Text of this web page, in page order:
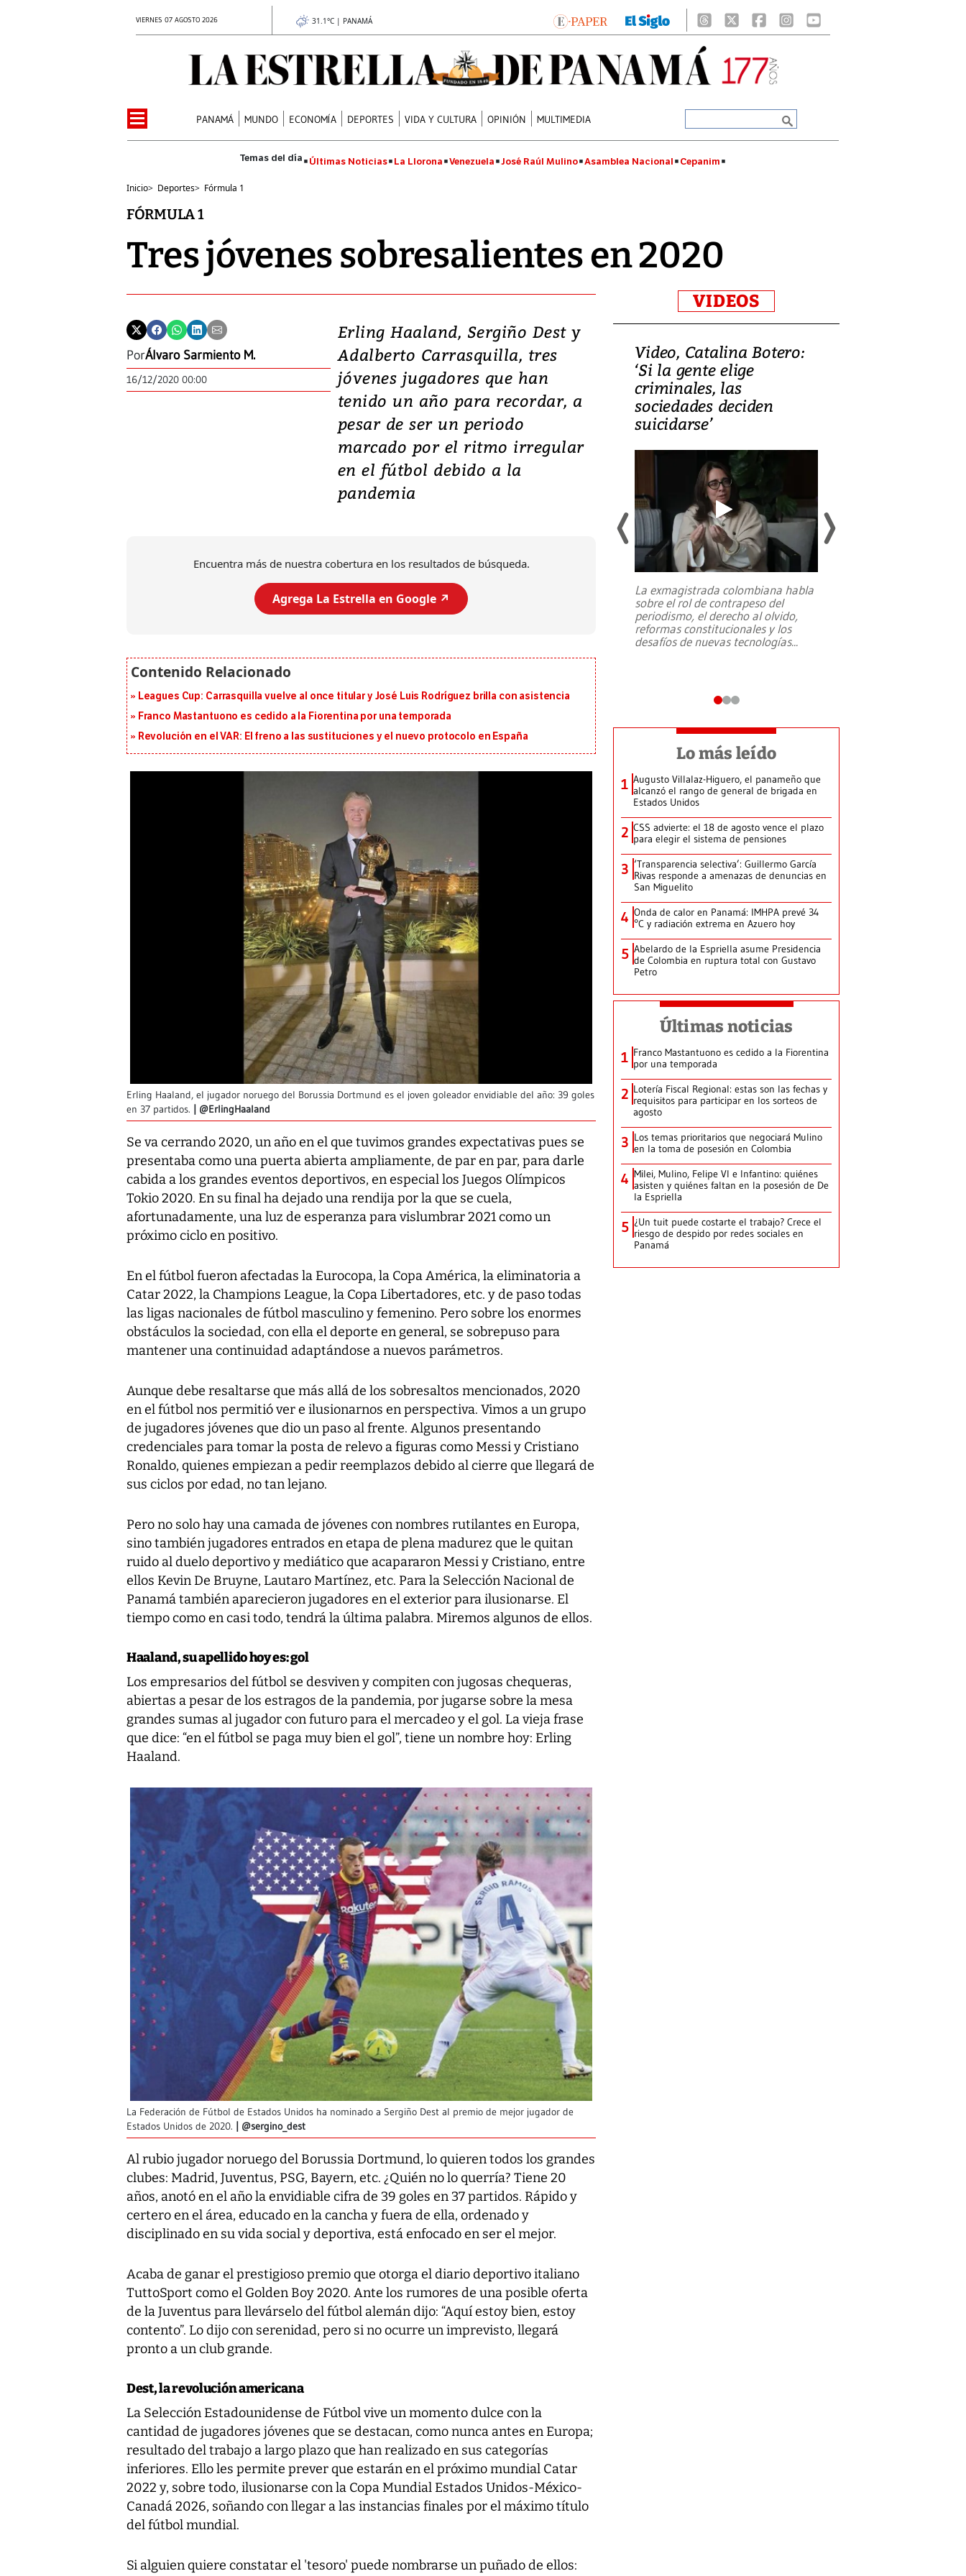
VIERNES 07 AGOSTO 2026 31.1°C | PANAMÁ
PANAMÁ MUNDO ECONOMÍA DEPORTES VIDA Y CULTURA OPINIÓN MULTIMEDIA
Últimas Noticias La Llorona Venezuela José Raúl Mulino Asamblea Nacional Cepanim
Inicio> Deportes> Fórmula 1
FÓRMULA 1
Tres jóvenes sobresalientes en 2020
PorÁlvaro Sarmiento M.
16/12/2020 00:00
Erling Haaland, Sergiño Dest y
Adalberto Carrasquilla, tres
jóvenes jugadores que han
tenido un año para recordar, a
pesar de ser un periodo
marcado por el ritmo irregular
en el fútbol debido a la
pandemia
Encuentra más de nuestra cobertura en los resultados de búsqueda.
Agrega La Estrella en Google ↗️
Leagues Cup: Carrasquilla vuelve al once titular y José Luis Rodríguez brilla con asistencia
Franco Mastantuono es cedido a la Fiorentina por una temporada
Revolución en el VAR: El freno a las sustituciones y el nuevo protocolo en España
Erling Haaland, el jugador noruego del Borussia Dortmund es el joven goleador envidiable del año: 39 goles
en 37 partidos.
@ErlingHaaland
Se va cerrando 2020, un año en el que tuvimos grandes expectativas pues se
presentaba como una puerta abierta ampliamente, de par en par, para darle
cabida a los grandes eventos deportivos, en especial los Juegos Olímpicos
Tokio 2020. En su final ha dejado una rendija por la que se cuela,
afortunadamente, una luz de esperanza para vislumbrar 2021 como un
próximo ciclo en positivo.
En el fútbol fueron afectadas la Eurocopa, la Copa América, la eliminatoria a
Catar 2022, la Champions League, la Copa Libertadores, etc. y de paso todas
las ligas nacionales de fútbol masculino y femenino. Pero sobre los enormes
obstáculos la sociedad, con ella el deporte en general, se sobrepuso para
mantener una continuidad adaptándose a nuevos parámetros.
Aunque debe resaltarse que más allá de los sobresaltos mencionados, 2020
en el fútbol nos permitió ver e ilusionarnos en perspectiva. Vimos a un grupo
de jugadores jóvenes que dio un paso al frente. Algunos presentando
credenciales para tomar la posta de relevo a figuras como Messi y Cristiano
Ronaldo, quienes empiezan a pedir reemplazos debido al cierre que llegará de
sus ciclos por edad, no tan lejano.
Pero no solo hay una camada de jóvenes con nombres rutilantes en Europa,
sino también jugadores entrados en etapa de plena madurez que le quitan
ruido al duelo deportivo y mediático que acapararon Messi y Cristiano, entre
ellos Kevin De Bruyne, Lautaro Martínez, etc. Para la Selección Nacional de
Panamá también aparecieron jugadores en el exterior para ilusionarse. El
tiempo como en casi todo, tendrá la última palabra. Miremos algunos de ellos.
Haaland, su apellido hoy es: gol
Los empresarios del fútbol se desviven y compiten con jugosas chequeras,
abiertas a pesar de los estragos de la pandemia, por jugarse sobre la mesa
grandes sumas al jugador con futuro para el mercadeo y el gol. La vieja frase
que dice: “en el fútbol se paga muy bien el gol”, tiene un nombre hoy: Erling
Haaland.
La Federación de Fútbol de Estados Unidos ha nominado a Sergiño Dest al premio de mejor jugador de
Estados Unidos de 2020.
@sergino_dest
Al rubio jugador noruego del Borussia Dortmund, lo quieren todos los grandes
clubes: Madrid, Juventus, PSG, Bayern, etc. ¿Quién no lo querría? Tiene 20
años, anotó en el año la envidiable cifra de 39 goles en 37 partidos. Rápido y
certero en el área, educado en la cancha y fuera de ella, ordenado y
disciplinado en su vida social y deportiva, está enfocado en ser el mejor.
Acaba de ganar el prestigioso premio que otorga el diario deportivo italiano
TuttoSport como el Golden Boy 2020. Ante los rumores de una posible oferta
de la Juventus para llevárselo del fútbol alemán dijo: “Aquí estoy bien, estoy
contento”. Lo dijo con serenidad, pero si no ocurre un imprevisto, llegará
pronto a un club grande.
Dest, la revolución americana
La Selección Estadounidense de Fútbol vive un momento dulce con la
cantidad de jugadores jóvenes que se destacan, como nunca antes en Europa;
resultado del trabajo a largo plazo que han realizado en sus categorías
inferiores. Ello les permite prever que estarán en el próximo mundial Catar
2022 y, sobre todo, ilusionarse con la Copa Mundial Estados Unidos-México-
Canadá 2026, soñando con llegar a las instancias finales por el máximo título
del fútbol mundial.
Si alguien quiere constatar el 'tesoro' puede nombrarse un puñado de ellos:
VIDEOS
Video, Japón: Terremoto
deja heridos y graves
daños en Kumamoto
7,1 se registró este martes 28 de
julio en la prefectura de Kumamoto,
al sur de Japón, provocando una
emergencia de gran
Video, Catalina Botero:
‘Si la gente elige
criminales, las
sociedades deciden
suicidarse’
La exmagistrada colombiana habla
sobre el rol de contrapeso del
periodismo, el derecho al olvido,
reformas constitucionales y los
desafíos de nuevas tecnologías...
Lo más leído
1 Augusto Villalaz-Higuero, el panameño que
alcanzó el rango de general de brigada en
Estados Unidos
2 CSS advierte: el 18 de agosto vence el plazo
para elegir el sistema de pensiones
3 ‘Transparencia selectiva’: Guillermo García
Rivas responde a amenazas de denuncias en
San Miguelito
4 Onda de calor en Panamá: IMHPA prevé 34
°C y radiación extrema en Azuero hoy
5 Abelardo de la Espriella asume Presidencia
de Colombia en ruptura total con Gustavo
Petro
Últimas noticias
1 Franco Mastantuono es cedido a la Fiorentina
por una temporada
2 Lotería Fiscal Regional: estas son las fechas y
requisitos para participar en los sorteos de
agosto
3 Los temas prioritarios que negociará Mulino
en la toma de posesión en Colombia
4 Milei, Mulino, Felipe VI e Infantino: quiénes
asisten y quiénes faltan en la posesión de De
la Espriella
5 ¿Un tuit puede costarte el trabajo? Crece el
riesgo de despido por redes sociales en
Panamá